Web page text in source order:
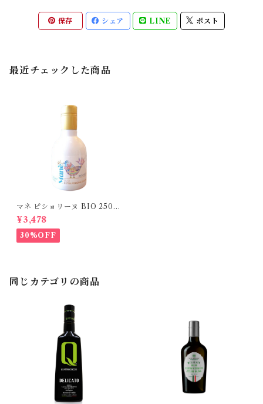
保存 シェア LINE ポスト
最近チェックした商品
マネ ピショリーヌ BIO 250m
l¥3,478
30%OFF
同じカテゴリの商品